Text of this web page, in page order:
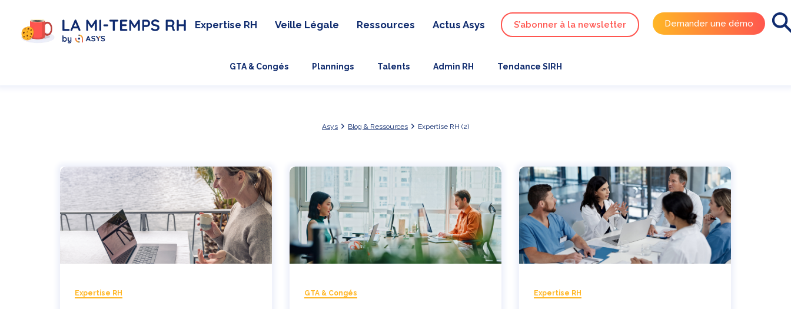
Expertise RH Veille Légale Ressources Actus Asys S’abonner à la newsletter Demander une démo
GTA & Congés Plannings Talents Admin RH Tendance SIRH
Asys Blog & Ressources Expertise RH (2)
Expertise RH GTA & Congés Expertise RH